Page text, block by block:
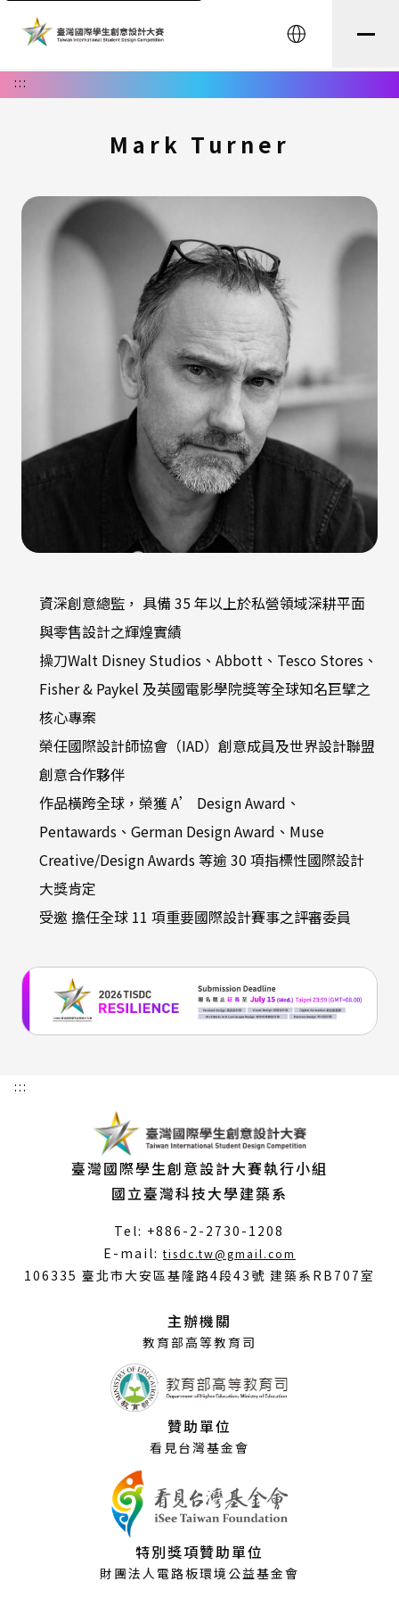
English
:::
Mark Turner
資深創意總監， 具備 35 年以上於私營領域深耕平面
與零售設計之輝煌實績
操刀Walt Disney Studios、Abbott、Tesco Stores、
Fisher & Paykel 及英國電影學院獎等全球知名巨擘之
核心專案
榮任國際設計師協會（IAD）創意成員及世界設計聯盟
創意合作夥伴
作品橫跨全球，榮獲 A’ Design Award、
Pentawards、German Design Award、Muse
Creative/Design Awards 等逾 30 項指標性國際設計
大獎肯定
受邀 擔任全球 11 項重要國際設計賽事之評審委員
:::
臺灣國際學生創意設計大賽執行小組
國立臺灣科技大學建築系
Tel: +886-2-2730-1208
E-mail:tisdc.tw@gmail.com
開
106335 臺北市大安區基隆路4段43號 建築系RB707室
主辦機關
教育部高等教育司
贊助單位
看見台灣基金會
特別獎項贊助單位
財團法人電路板環境公益基金會